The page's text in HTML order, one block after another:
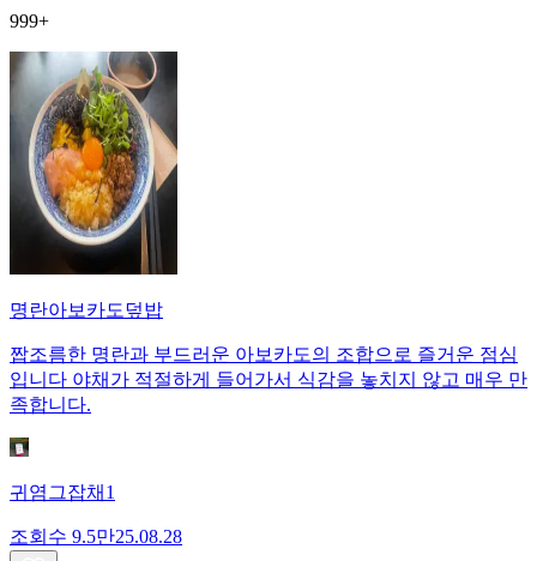
999+
명란아보카도덮밥
짭조름한 명란과 부드러운 아보카도의 조합으로 즐거운 점심
입니다 야채가 적절하게 들어가서 식감을 놓치지 않고 매우 만
족합니다.
귀염그잡채1
조회수 9.5만25.08.28